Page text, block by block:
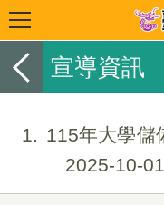
宣導資訊
1
115年大學儲
2025-10-01